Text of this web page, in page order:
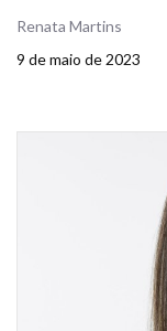
Renata Martins
9 de maio de 2023